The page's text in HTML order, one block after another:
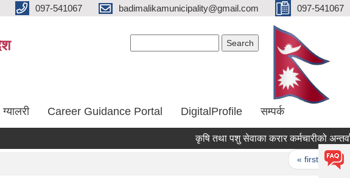
097-541067 badimalikamunicipality@gmail.com 097-541067
ग्यालरी Career Guidance Portal DigitalProfile सम्पर्क
कृषि तथा पशु सेवाका करार कर्मचारीको
« first ‹